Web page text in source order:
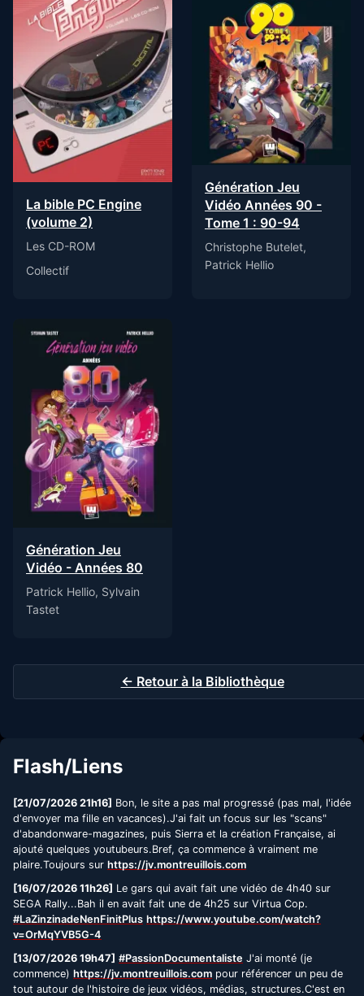
La bible PC Engine
(volume 2)
Les CD-ROM
Collectif
Génération Jeu
Vidéo Années 90 -
Tome 1 : 90-94
Christophe Butelet,
Patrick Hellio
Génération Jeu
Vidéo - Années 80
Patrick Hellio, Sylvain
Tastet
← Retour à la Bibliothèque
Flash/Liens
[21/07/2026 21h16] Bon, le site a pas mal progressé (pas mal, l'idée
d'envoyer ma fille en vacances).J'ai fait un focus sur les "scans"
d'abandonware-magazines, puis Sierra et la création Française, ai
ajouté quelques youtubeurs.Bref, ça commence à vraiment me
plaire.Toujours sur https://jv.montreuillois.com
[16/07/2026 11h26] Le gars qui avait fait une vidéo de 4h40 sur
SEGA Rally...Bah il en avait fait une de 4h25 sur Virtua Cop.
#LaZinzinadeNenFinitPlus https://www.youtube.com/watch?
v=OrMqYVB5G-4
[13/07/2026 19h47] #PassionDocumentaliste J'ai monté (je
commence) https://jv.montreuillois.com pour référencer un peu de
tout autour de l'histoire de jeux vidéos, médias, structures.C'est en